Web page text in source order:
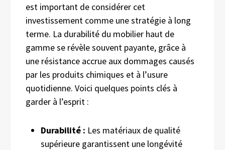
est important de considérer cet
investissement comme une stratégie à long
terme. La durabilité du mobilier haut de
gamme se révèle souvent payante, grâce à
une résistance accrue aux dommages causés
par les produits chimiques et à l’usure
quotidienne. Voici quelques points clés à
garder à l’esprit :
Durabilité : Les matériaux de qualité
supérieure garantissent une longévité